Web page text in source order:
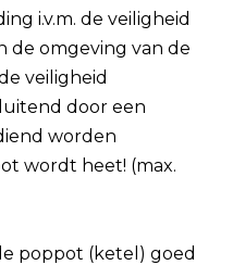
i.v.m. de veiligheid
de omgeving van de
veiligheid
door een
worden
wordt heet! (max.
poppot (ketel) goed